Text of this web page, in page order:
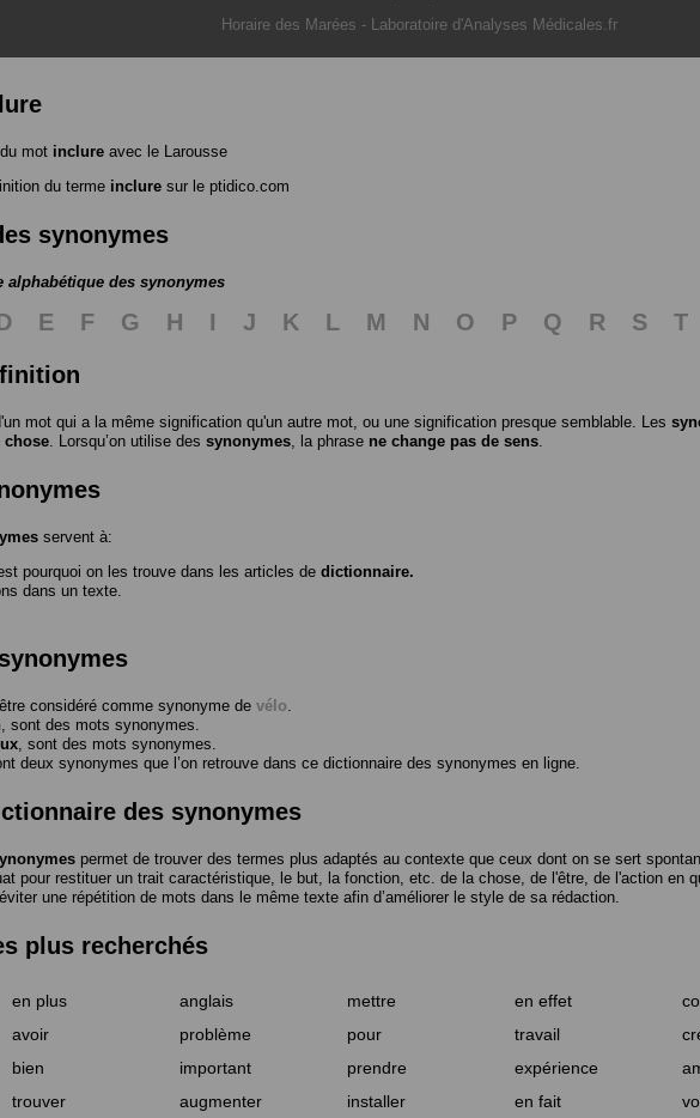
Horaire des Marées - Laboratoire d'Analyses Médicales.fr
mot inclure avec le Larousse
du terme inclure sur le ptidico.com
synonymes
alphabétique des synonymes
E F G H I J K L M N O P Q R S T
mot qui a la même signification qu'un autre mot, ou une signification presque semblable. Les
chose . Lorsqu’on utilise des synonymes , la phrase ne change pas de sens
servent à:
pourquoi on les trouve dans les articles de dictionnaire.
dans un texte.
considéré comme synonyme de vélo
, sont des mots synonymes.
, sont des mots synonymes.
deux synonymes que l’on retrouve dans ce dictionnaire des synonymes en ligne.
des synonymes
permet de trouver des termes plus adaptés au contexte que ceux dont on se sert
pour restituer un trait caractéristique, le but, la fonction, etc. de la chose, de l'être, de l'action en
une répétition de mots dans le même texte afin d’améliorer le style de sa rédaction.
plus recherchés
en plus anglais mettre en effet
avoir problème pour travail
bien important prendre expérience
trouver augmenter installer en fait